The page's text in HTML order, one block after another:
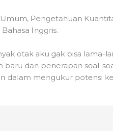
Pengetahuan
Inggris.
otak aku gak bisa lama-
dan penerapan soal-
dalam mengukur potensi